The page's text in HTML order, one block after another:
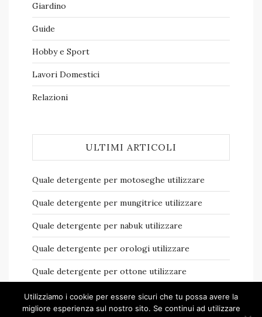
Giardino
Guide
Hobby e Sport
Lavori Domestici
Relazioni
ULTIMI ARTICOLI
Quale detergente per motoseghe​ utilizzare
Quale detergente per mungitrice​ utilizzare
Quale detergente per nabuk​ utilizzare
Quale detergente per orologi​ utilizzare
Quale detergente per ottone​ utilizzare
Utilizziamo i cookie per essere sicuri che tu possa avere la
migliore esperienza sul nostro sito. Se continui ad utilizzare